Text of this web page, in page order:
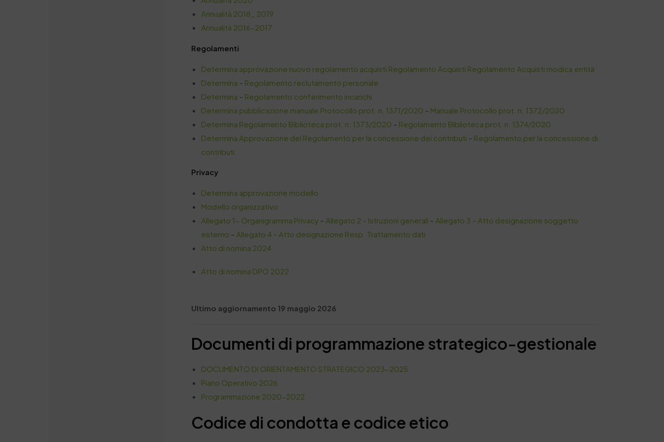
Annualità 2018_ 2019
Annualità 2016-2017
Regolamenti
Determina approvazione nuovo regolamento acquisti Regolamento Acquisti Regolamento Acquisti modica entità
Determina – Regolamento reclutamento personale
Determina – Regolamento conferimento incarichi
Determina pubblicazione manuale Protocollo prot. n. 1371/2020 – Manuale Protocollo prot. n. 1372/2020
Determina Regolamento Biblioteca prot. n. 1373/2020 – Regolamento Biblioteca prot. n. 1374/2020
Determina Approvazione del Regolamento per la concessione dei contributi – Regolamento per la concessione di
contributi
Privacy
Determina approvazione modello
Modello organizzativo
Allegato 1- Organigramma Privacy – Allegato 2 – Istruzioni generali – Allegato 3 – Atto designazione soggetto
esterno – Allegato 4 – Atto designazione Resp. Trattamento dati
Atto di nomina 2024
Atto di nomina DPO 2022
Ultimo aggiornamento 19 maggio 2026
Documenti di programmazione strategico-gestionale
DOCUMENTO DI ORIENTAMENTO STRATEGICO 2023-2025
Piano Operativo 2026
Programmazione 2020-2022
Codice di condotta e codice etico